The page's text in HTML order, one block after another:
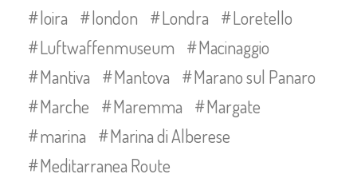
loira
london Londra
Loretello
Luftwaffenmuseum
Macinaggio
Mantiva
Mantova
Marano sul Panaro
Marche
Maremma
Margate
marina
Marina di Alberese
Meditarranea Route